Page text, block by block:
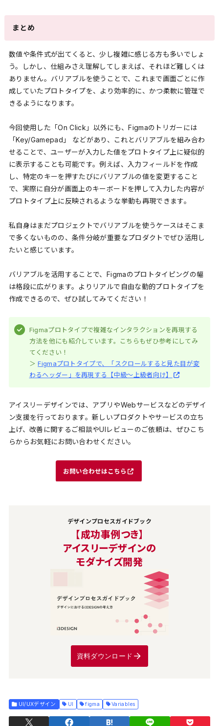
まとめ
数値や条件式が出てくると、少し複雑に感じる方も多いでしょ
う。しかし、仕組みさえ理解してしまえば、それほど難しくは
ありません。バリアブルを使うことで、これまで画面ごとに作
成していたプロトタイプを、より効率的に、かつ柔軟に管理で
きるようになります。
今回使用した「On Click」以外にも、Figmaのトリガーには
「Key/Gamepad」 などがあり、これとバリアブルを組み合わ
せることで、ユーザーが入力した値をプロトタイプ上に疑似的
に表示することも可能です。例えば、入力フィールドを作成
し、特定のキーを押すたびにバリアブルの値を変更すること
で、実際に自分が画面上のキーボードを押して入力した内容が
プロトタイプ上に反映されるような挙動も再現できます。
私自身はまだプロジェクトでバリアブルを使うケースはそこま
で多くないものの、条件分岐が重要なプロダクトでぜひ活用し
たいと感じています。
バリアブルを活用することで、Figmaのプロトタイピングの幅
は格段に広がります。よりリアルで自由な動的プロトタイプを
作成できるので、ぜひ試してみてください！
Figmaプロトタイプで複雑なインタラクションを再現する
方法を他にも紹介しています。こちらもぜひ参考にしてみ
てください！
＞Figmaプロトタイプで、「スクロールすると見た目が変
わるヘッダー」を再現する【中級〜上級者向け】
アイスリーデザインでは、アプリやWebサービスなどのデザイ
ン支援を行っております。新しいプロダクトやサービスの立ち
上げ、改善に関するご相談やUIレビューのご依頼は、ぜひこち
らからお気軽にお問い合わせください。
お問い合わせはこちら
デザインプロセスガイドブック
【成功事例つき】
アイスリーデザインの
モダナイズ開発
資料ダウンロード
UI/UXデザイン UI figma Variables